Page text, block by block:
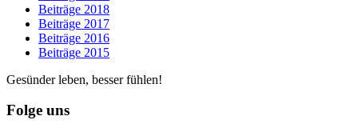
Beiträge 2018
Beiträge 2017
Beiträge 2016
Beiträge 2015
Gesünder leben, besser fühlen!
Folge uns